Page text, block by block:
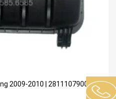
2009-2010 | 2811107900